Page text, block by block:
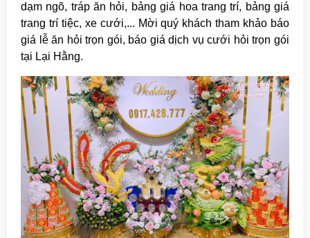
dạm ngõ, tráp ăn hỏi, bảng giá hoa trang trí, bảng giá
trang trí tiệc, xe cưới,... Mời quý khách tham khảo báo
giá lễ ăn hỏi trọn gói, báo giá dịch vụ cưới hỏi trọn gói
tại Lại Hằng.